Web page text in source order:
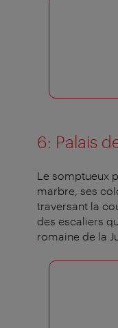
6: Palais
Le somptueux
marbre, ses
traversant la
des escaliers
romaine de la